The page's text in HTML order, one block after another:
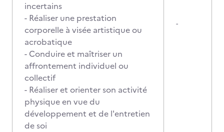
incertains
- Réaliser une prestation
corporelle à visée artistique ou
acrobatique
- Conduire et maîtriser un
affrontement individuel ou
collectif
- Réaliser et orienter son activité
physique en vue du
développement et de l'entretien
de soi
-